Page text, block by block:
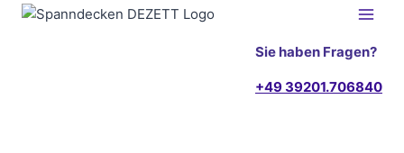
Zum
Sie haben Fragen?
+49 39201.706840